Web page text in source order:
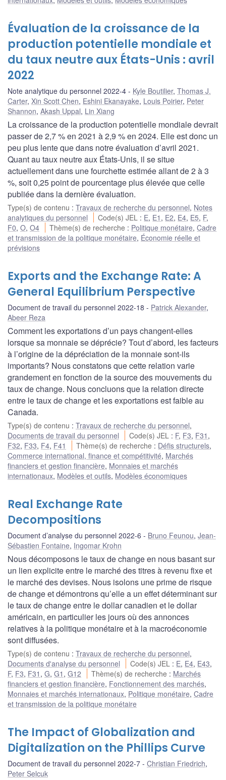
Évaluation de la croissance de la
production potentielle mondiale et
du taux neutre aux États-Unis : avril
2022
Note analytique du personnel 2022-4 Kyle Boutilier, Thomas J.
Carter, Xin Scott Chen, Eshini Ekanayake, Louis Poirier, Peter
Shannon, Akash Uppal, Lin Xiang
La croissance de la production potentielle mondiale devrait
passer de 2,7 % en 2021 à 2,9 % en 2024. Elle est donc un
peu plus lente que dans notre évaluation d’avril 2021.
Quant au taux neutre aux États-Unis, il se situe
actuellement dans une fourchette estimée allant de 2 à 3
%, soit 0,25 point de pourcentage plus élevée que celle
publiée dans la dernière évaluation.
Type(s) de contenu : Travaux de recherche du personnel, Notes
analytiques du personnel
Code(s) JEL : E, E1 , E2, E4, E5, F,
F0, O, O4 Thème(s) de recherche : Politique monétaire,Cadre
et transmission de la politique monétaire, Économie réelle et
prévisions
Exports and the Exchange Rate: A
General Equilibrium Perspective
Document de travail du personnel 2022-18 Patrick Alexander,
Abeer Reza
Comment les exportations d’un pays changent-elles
lorsque sa monnaie se déprécie? Tout d’abord, les facteurs
à l’origine de la dépréciation de la monnaie sont-ils
importants? Nous constatons que cette relation varie
grandement en fonction de la source des mouvements du
taux de change. Nous concluons que la relation directe
entre le taux de change et les exportations est faible au
Canada.
Type(s) de contenu : Travaux de recherche du personnel,
Documents de travail du personnel
Code(s) JEL : F, F3, F31 ,
F32, F33, F4, F41 Thème(s) de recherche : Défis structurels,
Commerce international, finance et compétitivité, Marchés
financiers et gestion financière, Monnaies et marchés
internationaux, Modèles et outils, Modèles économiques
Real Exchange Rate
Decompositions
Document d’analyse du personnel 2022-6 Bruno Feunou, Jean-
Sébastien Fontaine, Ingomar Krohn
Nous décomposons le taux de change en nous basant sur
un lien explicite entre le marché des titres à revenu fixe et
le marché des devises. Nous isolons une prime de risque
de change et démontrons qu’elle a un effet déterminant sur
le taux de change entre le dollar canadien et le dollar
américain, en particulier les jours où des annonces
relatives à la politique monétaire et à la macroéconomie
sont diffusées.
Type(s) de contenu : Travaux de recherche du personnel,
Documents d'analyse du personnel
Code(s) JEL : E, E4, E43,
F, F3, F31 , G, G1 , G12 Thème(s) de recherche : Marchés
financiers et gestion financière, Fonctionnement des marchés,
Monnaies et marchés internationaux, Politique monétaire, Cadre
et transmission de la politique monétaire
The Impact of Globalization and
Digitalization on the Phillips Curve
Document de travail du personnel 2022-7 Christian Friedrich,
Peter Selcuk